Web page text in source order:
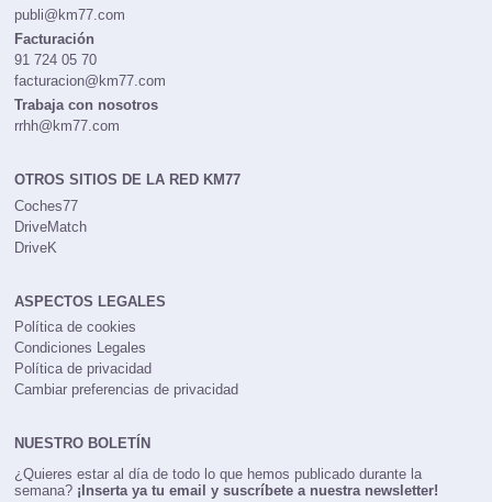
91 513 04 95
publi@km77.com
Facturación
91 724 05 70
facturacion@km77.com
Trabaja con nosotros
OTROS SITIOS DE LA RED KM77
Coches77
DriveMatch
ASPECTOS LEGALES
Política de cookies
Condiciones Legales
Política de privacidad
¿Quieres estar al día de todo lo que hemos publicado durante la